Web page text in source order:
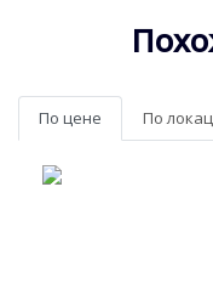
По цене По